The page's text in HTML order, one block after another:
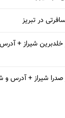
در تبریز
خلدبرین شیراز +
در صدرا شیراز + آدرس